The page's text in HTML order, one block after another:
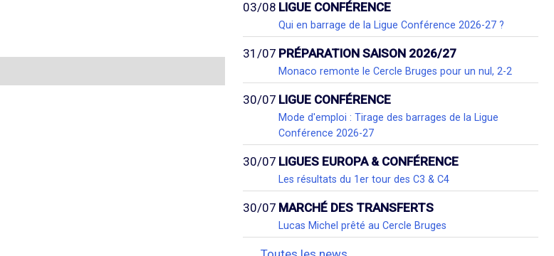
03/08 LIGUE CONFÉRENCE
Qui en barrage de la Ligue Conférence 2026-27 ?
31/07 PRÉPARATION SAISON 2026/27
Monaco remonte le Cercle Bruges pour un nul, 2-2
30/07 LIGUE CONFÉRENCE
Mode d'emploi : Tirage des barrages de la Ligue
Conférence 2026-27
30/07 LIGUES EUROPA & CONFÉRENCE
Les résultats du 1er tour des C3 & C4
30/07 MARCHÉ DES TRANSFERTS
Lucas Michel prêté au Cercle Bruges